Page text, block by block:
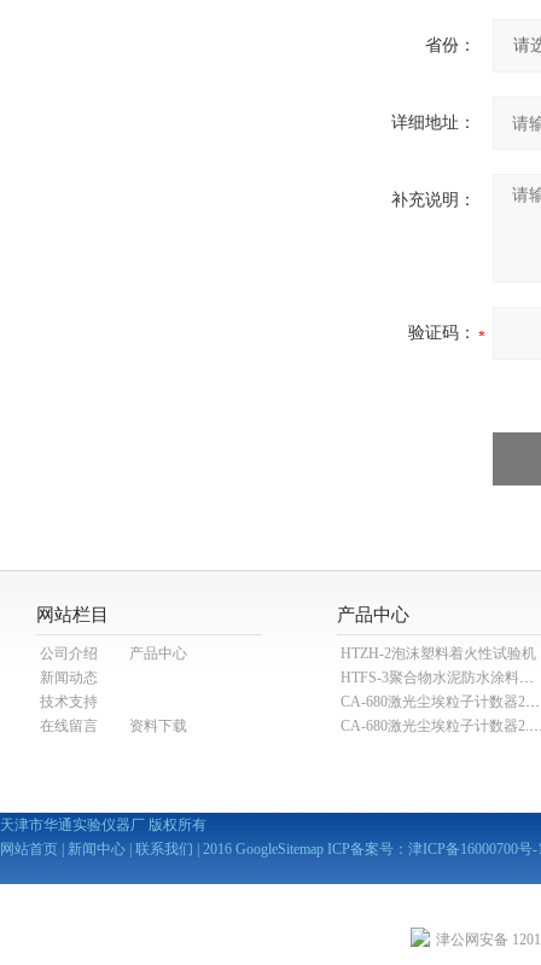
省份：
详细地址：
补充说明：
验证码：
网站栏目
公司介绍
产品中心
新闻动态
技术支持
在线留言
资料下载
产品中心
HTZH-2泡沫塑料着火性试验机
HTFS-3聚合物水泥防水涂料分散机
CA-680激光尘埃粒子计数器28.3L
CA-680激光尘埃粒子
天津市华通实验仪器厂 版权所有
网站首页
新闻中心 联系我们 | 2016 GoogleSitemap ICP备案号： 津ICP备16000700号-
津公网安备